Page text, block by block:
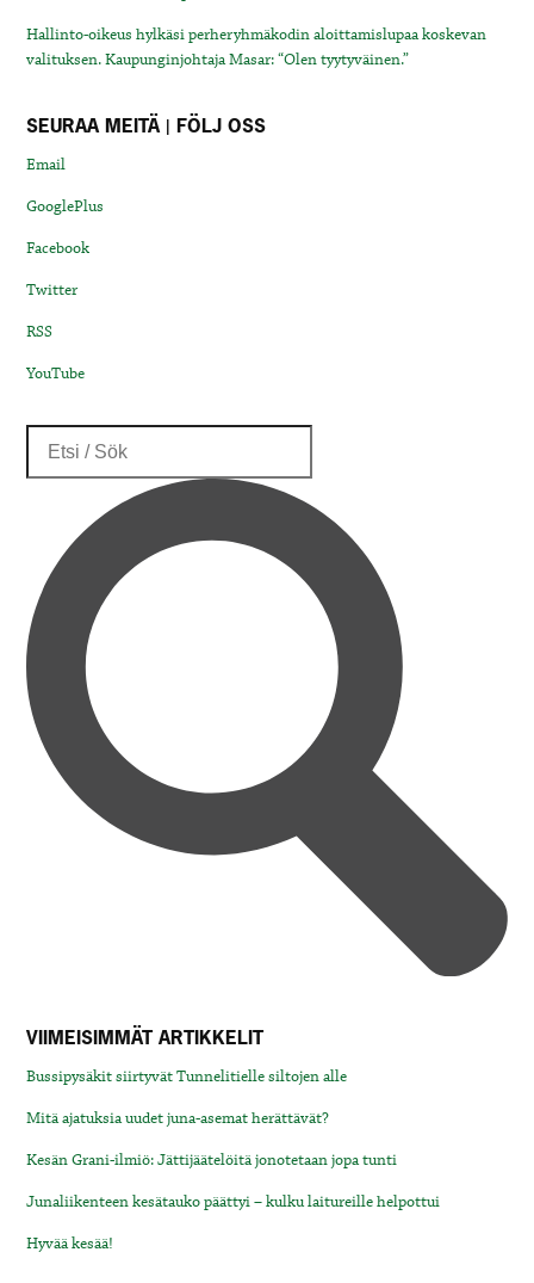
Hallinto-oikeus hylkäsi perheryhmäkodin aloittamislupaa koskevan
valituksen. Kaupunginjohtaja Masar: “Olen tyytyväinen.”
SEURAA MEITÄ | FÖLJ OSS
Email
GooglePlus
Facebook
Twitter
RSS
YouTube
VIIMEISIMMÄT ARTIKKELIT
Bussipysäkit siirtyvät Tunnelitielle siltojen alle
Mitä ajatuksia uudet juna-asemat herättävät?
Kesän Grani-ilmiö: Jättijäätelöitä jonotetaan jopa tunti
Junaliikenteen kesätauko päättyi – kulku laitureille helpottui
Hyvää kesää!